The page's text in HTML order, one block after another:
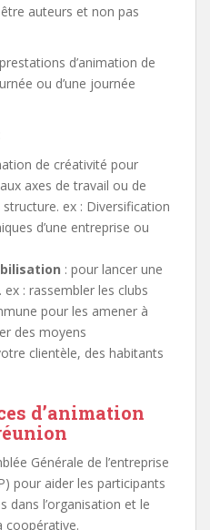
auteurs et non pas
d’animation de
ou d’une journée
de créativité pour
axes de travail ou de
ex : Diversification
d’une entreprise ou
: pour lancer une
: rassembler les clubs
pour les amener à
des moyens
clientèle, des habitants
d’animation
Générale de l’entreprise
pour aider les participants
dans l’organisation et le
coopérative.